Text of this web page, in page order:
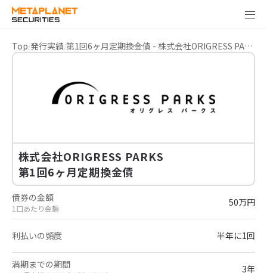
Top 発行実績 第1回6ヶ月定期換金債 - 株式会社ORIGRESS PARKS
株式会社ORIGRESS PARKS
第1回6ヶ月定期換金債
債券の金額
1口あたり金額 50万円
利払いの頻度 半年に1回
満期までの期間 3年